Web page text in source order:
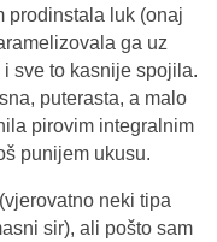
prodinstala luk (onaj
ga uz
sve to kasnije spojila.
puterasta, a malo
pirovim integralnim
punijem ukusu.
neki tipa
sir), ali pošto sam